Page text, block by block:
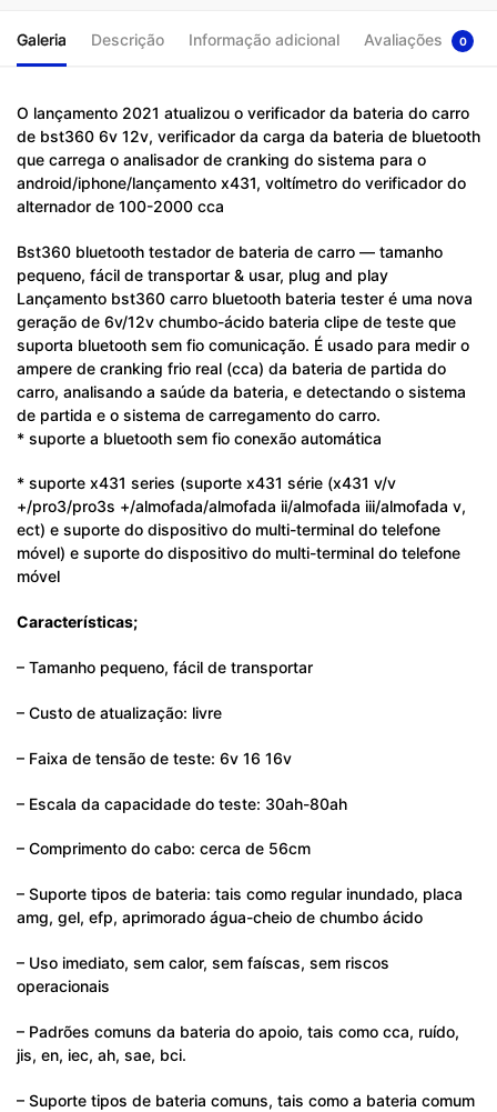
Galeria Descrição Informação adicional Avaliações 0
O lançamento 2021 atualizou o verificador da bateria do carro
de bst360 6v 12v, verificador da carga da bateria de bluetooth
que carrega o analisador de cranking do sistema para o
android/iphone/lançamento x431, voltímetro do verificador do
alternador de 100-2000 cca
Bst360 bluetooth testador de bateria de carro — tamanho
pequeno, fácil de transportar & usar, plug and play
Lançamento bst360 carro bluetooth bateria tester é uma nova
geração de 6v/12v chumbo-ácido bateria clipe de teste que
suporta bluetooth sem fio comunicação. É usado para medir o
ampere de cranking frio real (cca) da bateria de partida do
carro, analisando a saúde da bateria, e detectando o sistema
de partida e o sistema de carregamento do carro.
* suporte a bluetooth sem fio conexão automática
* suporte x431 series (suporte x431 série (x431 v/v
+/pro3/pro3s +/almofada/almofada ii/almofada iii/almofada v,
ect) e suporte do dispositivo do multi-terminal do telefone
móvel) e suporte do dispositivo do multi-terminal do telefone
móvel
Características;
– Tamanho pequeno, fácil de transportar
– Custo de atualização: livre
– Faixa de tensão de teste: 6v 16 16v
– Escala da capacidade do teste: 30ah-80ah
– Comprimento do cabo: cerca de 56cm
– Suporte tipos de bateria: tais como regular inundado, placa
amg, gel, efp, aprimorado água-cheio de chumbo ácido
– Uso imediato, sem calor, sem faíscas, sem riscos
operacionais
– Padrões comuns da bateria do apoio, tais como cca, ruído,
jis, en, iec, ah, sae, bci.
– Suporte tipos de bateria comuns, tais como a bateria comum